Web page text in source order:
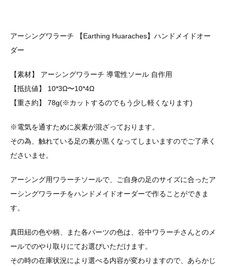
アーシングワラーチ 【Earthing Huaraches】ハンドメイドオー
ダー
【素材】 アーシングワラーチ 導電性ソール 自作用
【抵抗値】 10*3Ω〜10*4Ω
【重さ約】 78g(※カットするのでもう少し軽くなります)
※電気を通すために炭素が混ざっております。
その為、触れている足の裏が黒くなってしまいますのでご了承く
ださいませ。
アーシング用ワラーチソールで、ご自身の足のサイズに合ったア
ーシングワラーチをハンドメイドオーダーで作ることができま
す。
真田紐の色や柄、また各パーツの色は、谷中ワラーチさんとのメ
ールでのやり取りにてお選びいただけます。
その時の在庫状況により選べる内容が変わりますので、あらかじ